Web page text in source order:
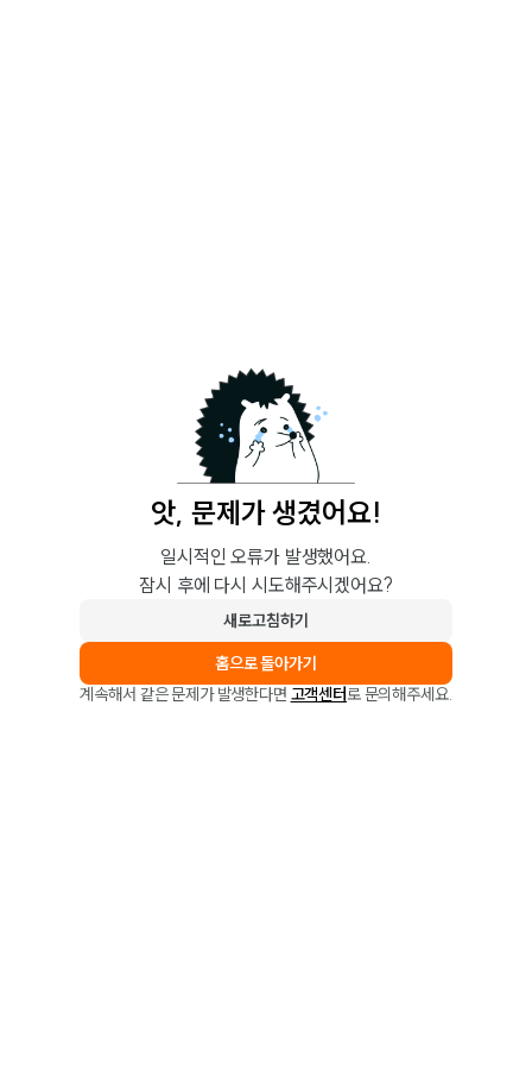
앗, 문제가 생겼어요!
일시적인 오류가 발생했어요.
잠시 후에 다시 시도해주시겠어요?
새로고침하기
홈으로 돌아가기
계속해서 같은 문제가 발생한다면 고객센터로 문의해주세요.